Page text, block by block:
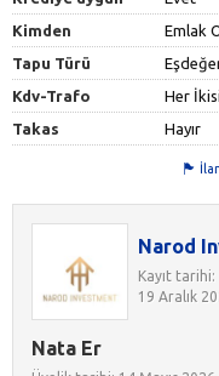
Kimden
Emlak
Tapu Türü
Kdv-Trafo
Her
Takas
Hayır
Narod
Kayıt tarihi:
19 Aralık
Nata Er